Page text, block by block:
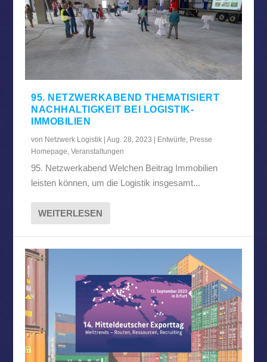
95. NETZWERKABEND THEMATISIERT
NACHHALTIGKEIT BEI LOGISTIK-
IMMOBILIEN
von Netzwerk Logistik |Aug. 28, 2023 Entwürfe, Presse
Homepage,Veranstaltungen
95. Netzwerkabend Welchen Beitrag Immobilien
leisten können, um die Logistik insgesamt...
WEITERLESEN